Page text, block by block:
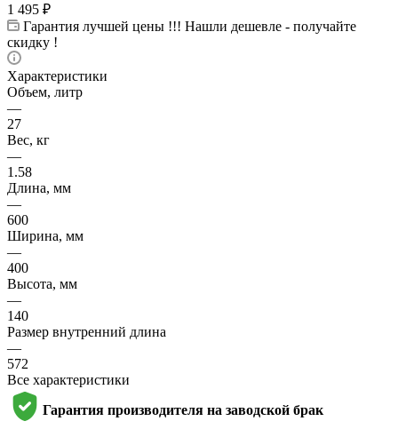
1 495 ₽
Гарантия лучшей цены !!! Нашли дешевле - получайте
скидку !
Характеристики
Объем, литр
—
27
Вес, кг
—
1.58
Длина, мм
—
600
Ширина, мм
—
400
Высота, мм
—
140
Размер внутренний длина
—
572
Все характеристики
Гарантия производителя на заводской брак